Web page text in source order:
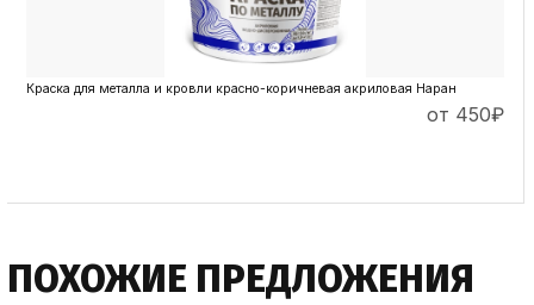
Краска для металла и кровли красно-коричневая акриловая Наран
от 450₽
ПОХОЖИЕ ПРЕДЛОЖЕНИЯ